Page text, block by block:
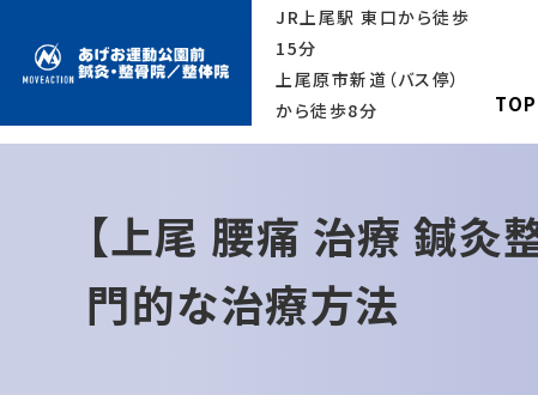
JR上尾駅 東口から徒歩
15分
上尾原市新道（バス停）
から徒歩8分
TOP
【上尾 腰痛 治療 鍼灸
門的な治療方法